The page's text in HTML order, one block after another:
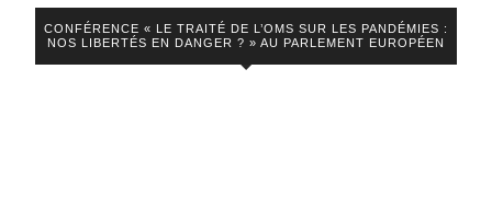
CONFÉRENCE « LE TRAITÉ DE L’OMS SUR LES PANDÉMIES :
NOS LIBERTÉS EN DANGER ? » AU PARLEMENT EUROPÉEN